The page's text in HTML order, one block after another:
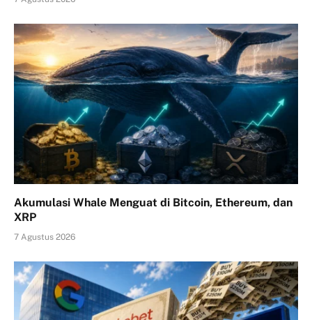
Akumulasi Whale Menguat di Bitcoin, Ethereum, dan
XRP
7 Agustus 2026